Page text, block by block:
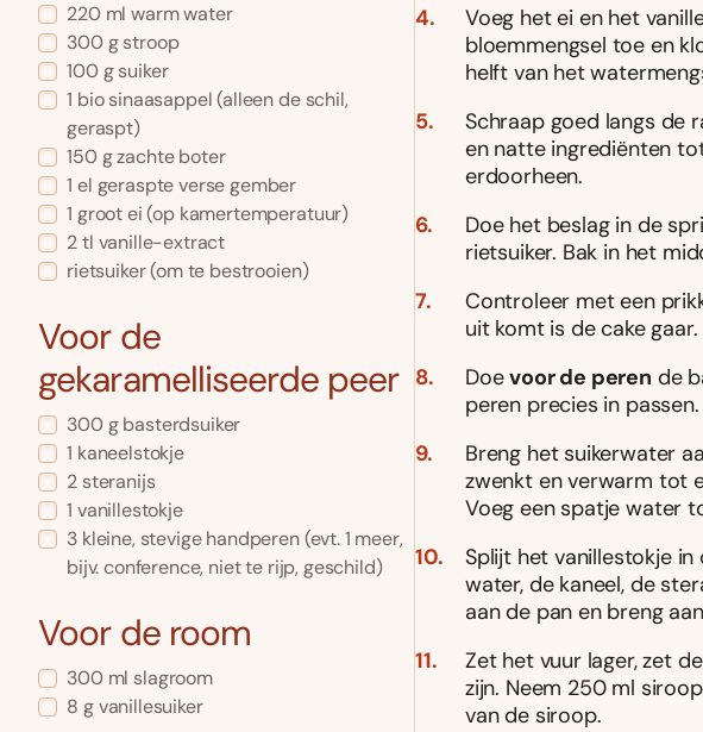
220 ml warm water
300 g stroop
100 g suiker
1 bio sinaasappel(alleen de schil,
geraspt)
150 gzachte boter
1 el geraspte verse gember
1 groot ei(op kamertemperatuur)
2tl vanille-extract
rietsuiker(om te bestrooien)
Voor de
gekaramelliseerde peer
300 g basterdsuiker
1 kaneelstokje
2 steranijs
1 vanillestokje
3 kleine, stevige handperen(evt. 1 meer,
bijv. conference, niet te rijp, geschild)
Voor de room
300 ml slagroom
8 g vanillesuiker
Voeg het ei en het
bloemmengsel toe en
helft van het
Schraap goed langs de
en natte ingrediënten
erdoorheen.
Doe het beslag in de
rietsuiker. Bak in het
Controleer met een
uit komt is de cake
Doevoor de peren de
peren precies in
Breng het suikerwater
zwenkt en verwarm tot
Voeg een spatje water
Splijt het vanillestokje in
water, de kaneel, de
aan de pan en breng
Zet het vuur lager, zet
zijn. Neem 250 ml
van de siroop.